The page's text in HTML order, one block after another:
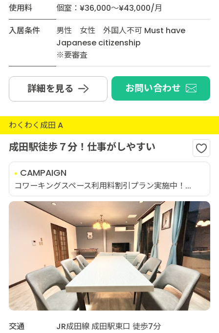
使用料
個室：¥36,000～¥43,000/月
入居条件
男性 女性 外国人不可 Must have
Japanese citizenship
※要審査
詳細を見る お問い合わせ
わくわく成田 A
成田駅徒歩７分！仕事がしやすい
CAMPAIGN
コワーキングスペース利用料割引プラン実施中！...
交通
JR成田線 成田駅東口 徒歩7分